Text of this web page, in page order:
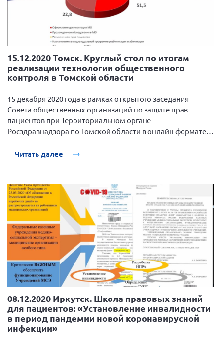
15.12.2020 Томск. Круглый стол по итогам
реализации технологии общественного
контроля в Томской области
15 декабря 2020 года в рамках открытого заседания
Совета общественных организаций по защите прав
пациентов при Территориальном органе
Росздравнадзора по Томской области в онлайн формате
технологии.
Читать далее
08.12.2020 Иркутск. Школа правовых знаний
для пациентов: «Установление инвалидности
в период пандемии новой коронавирусной
инфекции»